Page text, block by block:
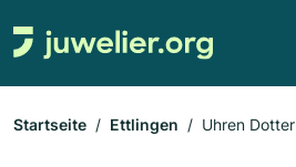
Startseite Ettlingen Uhren Dotter